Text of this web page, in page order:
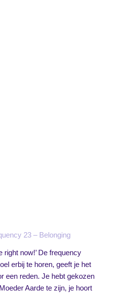
23 – Belonging
right now!’ De frequency
erbij te horen, geeft je het
een reden. Je hebt gekozen
Aarde te zijn, je hoort